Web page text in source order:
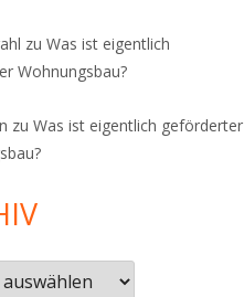
zuWas ist eigentlich
Wohnungsbau?
zuWas ist eigentlich geförderter